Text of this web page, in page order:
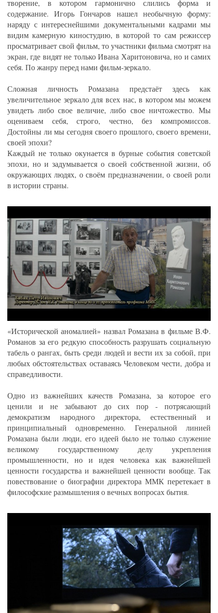
творение, в котором гармонично слились форма и
содержание. Игорь Гончаров нашел необычную форму:
наряду с интереснейшими документальными кадрами мы
видим камерную киностудию, в которой то сам режиссер
просматривает свой фильм, то участники фильма смотрят на
экран, где видят не только Ивана Харитоновича, но и самих
себя. По жанру перед нами фильм-зеркало.
Сложная личность Ромазана предстаёт здесь как
увеличительное зеркало для всех нас, в котором мы можем
увидеть либо свое величие, либо свое ничтожество. Мы
оцениваем себя, строго, честно, без компромиссов.
Достойны ли мы сегодня своего прошлого, своего времени,
своей эпохи?
Каждый не только окунается в бурные события советской
эпохи, но и задумывается о своей собственной жизни, об
окружающих людях, о своём предназначении, о своей роли
в истории страны.
«Исторической аномалией» назвал Ромазана в фильме В.Ф.
Романов за его редкую способность разрушать социальную
табель о рангах, быть среди людей и вести их за собой, при
любых обстоятельствах оставаясь Человеком чести, добра и
справедливости.
Одно из важнейших качеств Ромазана, за которое его
ценили и не забывают до сих пор - потрясающий
демократизм народного директора, естественный и
принципиальный одновременно. Генеральной линией
Ромазана были люди, его идеей было не только служение
великому государственному делу укрепления
промышленности, но и идея человека как важнейшей
ценности государства и важнейшей ценности вообще. Так
повествование о биографии директора ММК перетекает в
философские размышления о вечных вопросах бытия.